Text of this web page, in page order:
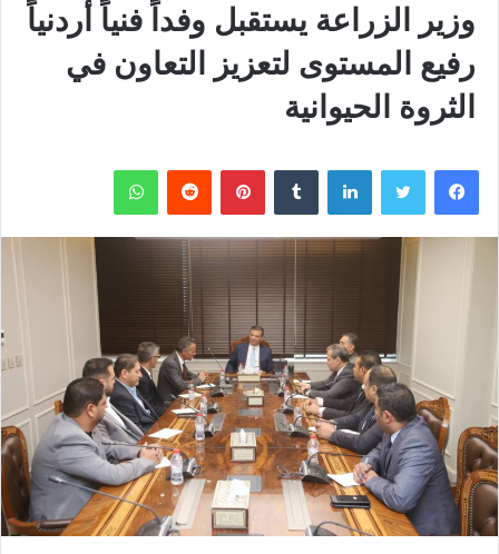
وزير الزراعة يستقبل وفداً فنياً أردنياً
رفيع المستوى لتعزيز التعاون في
الثروة الحيوانية
فيسبوك تويتر لينكدإن بينتيريست واتساب